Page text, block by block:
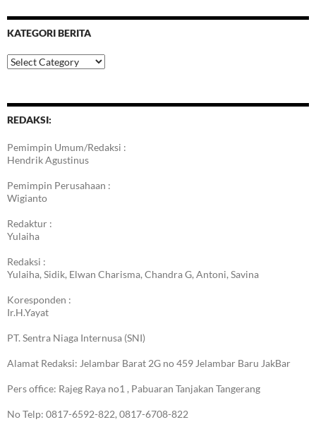
KATEGORI BERITA
Kategori
Berita
REDAKSI:
Pemimpin Umum/Redaksi :
Hendrik Agustinus
Pemimpin Perusahaan :
Wigianto
Redaktur :
Yulaiha
Redaksi :
Yulaiha, Sidik, Elwan Charisma, Chandra G, Antoni, Savina
Koresponden :
Ir.H.Yayat
PT. Sentra Niaga Internusa (SNI)
Alamat Redaksi: Jelambar Barat 2G no 459 Jelambar Baru JakBar
Pers office: Rajeg Raya no1 , Pabuaran Tanjakan Tangerang
No Telp: 0817-6592-822, 0817-6708-822